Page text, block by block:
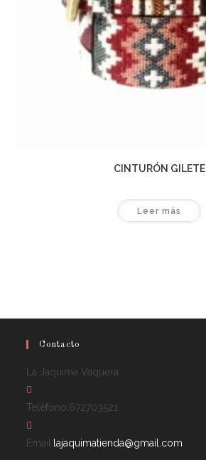
CINTURÓN GILETE
Leer más
Contacto
La Jaquima Vaquera
Teléfono:672703521
Email: lajaquimatienda@gmail.com